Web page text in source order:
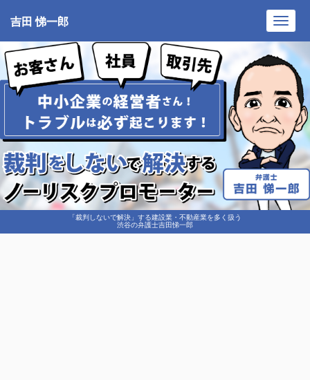
「裁判しないで解決」する建設業・不動産業を多く扱う
渋谷の弁護士吉田悌一郎
吉田 悌一郎